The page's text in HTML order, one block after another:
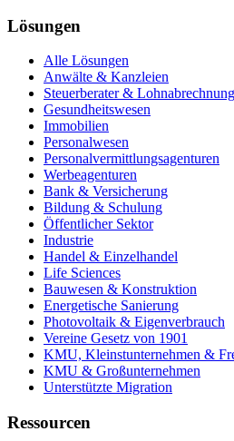
Lösungen
Alle Lösungen
Anwälte & Kanzleien
Steuerberater & Lohnabrechnung
Gesundheitswesen
Immobilien
Personalwesen
Personalvermittlungsagenturen
Werbeagenturen
Bank & Versicherung
Bildung & Schulung
Öffentlicher Sektor
Industrie
Handel & Einzelhandel
Life Sciences
Bauwesen & Konstruktion
Energetische Sanierung
Photovoltaik & Eigenverbrauch
Vereine Gesetz von 1901
KMU, Kleinstunternehmen &
KMU & Großunternehmen
Unterstützte Migration
Ressourcen